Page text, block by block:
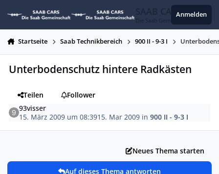
SAAB CARS
Die Saab Gemeinschaft
Anmelden
Startseite Saab Technikbereich 900 II - 9-3 I
Unterbodenschutz hintere Radkästen
Teilen
Follower
93visser
15. März 2009 um 08:3915. Mar 2009 in900 II - 9-3 I
Neues Thema starten
Auf dieses Thema antworten